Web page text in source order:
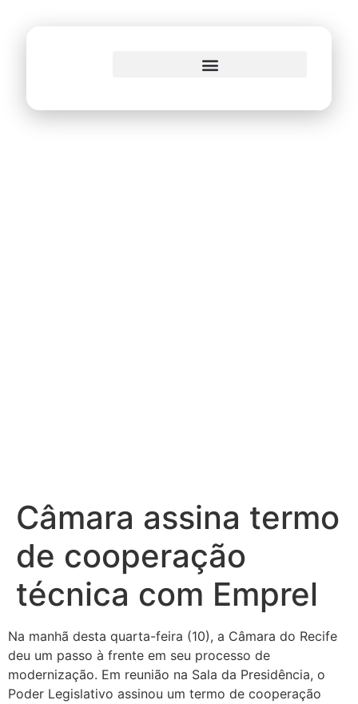
Câmara assina termo
de cooperação
técnica com Emprel
Na manhã desta quarta-feira (10), a Câmara do Recife
deu um passo à frente em seu processo de
modernização. Em reunião na Sala da Presidência, o
Poder Legislativo assinou um termo de cooperação